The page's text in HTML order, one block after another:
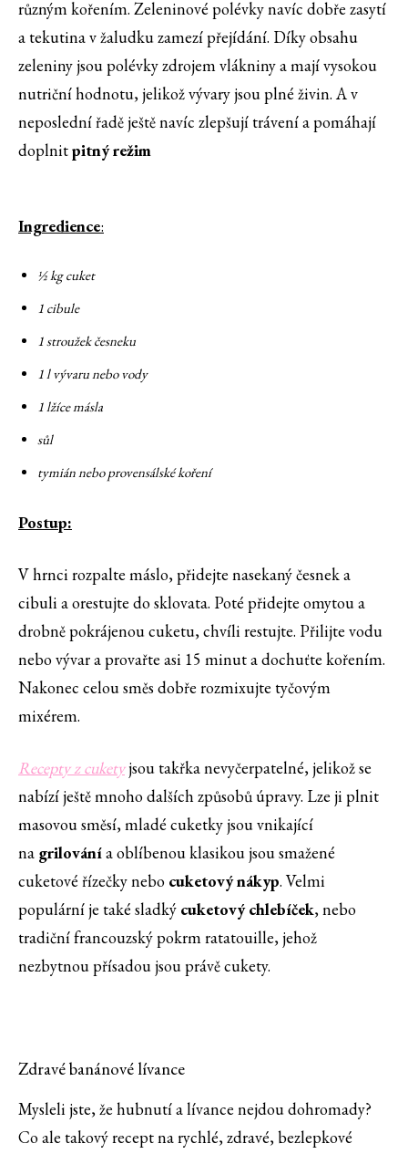
různým kořením. Zeleninové polévky navíc dobře zasytí
a tekutina v žaludku zamezí přejídání. Díky obsahu
zeleniny jsou polévky zdrojem vlákniny a mají vysokou
nutriční hodnotu, jelikož vývary jsou plné živin. A v
neposlední řadě ještě navíc zlepšují trávení a pomáhají
doplnitpitný režim
Ingredience:
½ kg cuket
1 cibule
1 stroužek česneku
1 l vývaru nebo vody
1 lžíce másla
sůl
tymián nebo provensálské koření
Postup:
V hrnci rozpalte máslo, přidejte nasekaný česnek a
cibuli a orestujte do sklovata. Poté přidejte omytou a
drobně pokrájenou cuketu, chvíli restujte. Přilijte vodu
nebo vývar a provařte asi 15 minut a dochuťte kořením.
Nakonec celou směs dobře rozmixujte tyčovým
mixérem.
Recepty z cuketyjsou takřka nevyčerpatelné, jelikož se
nabízí ještě mnoho dalších způsobů úpravy. Lze ji plnit
masovou směsí, mladé cuketky jsou vnikající
na grilovánía oblíbenou klasikou jsou smažené
cuketové řízečky nebo cuketový nákyp. Velmi
populární je také sladký cuketový chlebíček, nebo
tradiční francouzský pokrm ratatouille, jehož
nezbytnou přísadou jsou právě cukety.
Zdravé banánové lívance
Mysleli jste, že hubnutí a lívance nejdou dohromady?
Co ale takový recept na rychlé, zdravé, bezlepkové